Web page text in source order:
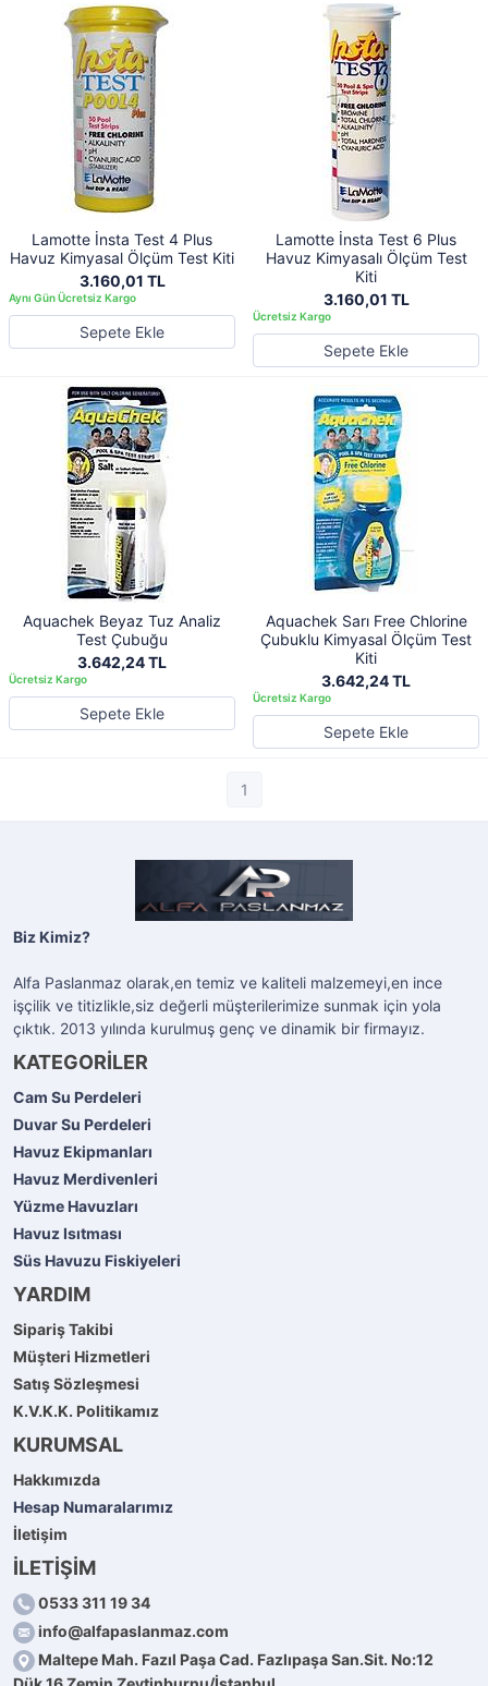
Lamotte İnsta Test 4 Plus
Havuz Kimyasal Ölçüm Test Kiti
3.160,01 TL
Sepete Ekle
Lamotte İnsta Test 6 Plus
Havuz Kimyasalı Ölçüm Test
Kiti
3.160,01 TL
Sepete Ekle
Aquachek Beyaz Tuz Analiz
Test Çubuğu
3.642,24 TL
Sepete Ekle
Aquachek Sarı Free Chlorine
Çubuklu Kimyasal Ölçüm Test
Kiti
3.642,24 TL
Sepete Ekle
1
Biz Kimiz?
Alfa Paslanmaz olarak,en temiz ve kaliteli malzemeyi,en ince
işçilik ve titizlikle,siz değerli müşterilerimize sunmak için yola
çıktık. 2013 yılında kurulmuş genç ve dinamik bir firmayız.
KATEGORİLER
Cam Su Perdeleri
Duvar Su Perdeleri
Havuz Ekipmanları
Havuz Merdivenleri
Yüzme Havuzları
Havuz Isıtması
Süs Havuzu Fiskiyeleri
YARDIM
Sipariş Takibi
Müşteri Hizmetleri
Satış Sözleşmesi
K.V.K.K. Politikamız
KURUMSAL
Hakkımızda
Hesap Numaralarımız
İletişim
İLETİŞİM
0533 311 19 34
info@alfapaslanmaz.com
Maltepe Mah. Fazıl Paşa Cad. Fazlıpaşa San.Sit. No:12